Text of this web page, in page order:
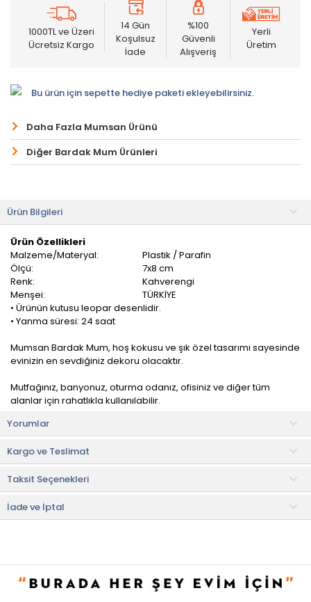
1000TL ve Üzeri
Ücretsiz Kargo
14 Gün
Koşulsuz
İade
%100
Güvenli
Alışveriş
Yerli
Üretim
Bu ürün için sepette hediye paketi ekleyebilirsiniz.
Daha Fazla Mumsan Ürünü
Diğer Bardak Mum Ürünleri
Ürün Bilgileri
Ürün Özellikleri
Malzeme/Materyal:
Plastik / Parafin
Ölçü:
7x8 cm
Renk:
Kahverengi
Menşei:
TÜRKİYE
• Ürünün kutusu leopar desenlidir.
• Yanma süresi: 24 saat
Mumsan Bardak Mum, hoş kokusu ve şık özel tasarımı sayesinde
evinizin en sevdiğiniz dekoru olacaktır.
Mutfağınız, banyonuz, oturma odanız, ofisiniz ve diğer tüm
alanlar için rahatlıkla kullanılabilir.
Şeffaf plastik malzeme, mum alevinin ışığını yumuşak bir şekilde
yansıtarak ortama huzurlu bir atmosfer katar.
Kullanım Önerileri
• Mumun tütmesini önlemek için fitilini her kullanımdan sonra 5
mm uzunluğunda kırpınız.
• Olası bir yangın riskini önlemek için düz ve sağlam bir zeminde
olduğundan emin olunuz. Çocuklardan uzak tutunuz.
• Söndürülmüş muma dokunmadan önce yeterince
Yorumlar
Kargo ve Teslimat
Taksit Seçenekleri
İade ve İptal